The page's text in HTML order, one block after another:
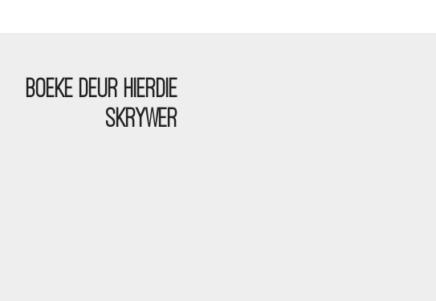
BOEKE DEUR HIERDIE
SKRYWER